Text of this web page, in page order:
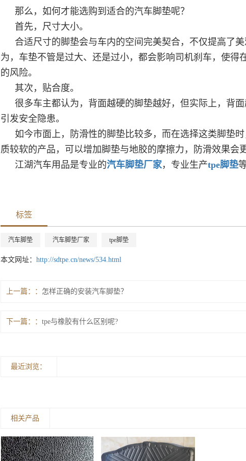
那么，如何才能选购到适合的汽车脚垫呢？
首先，尺寸大小。
合适尺寸的脚垫会与车内的空间完美契合，不仅提高了
为，车垫不管是过大、还是过小，都会影响司机刹车，使得
的风险。
其次，贴合度。
很多车主都认为，背面越硬的脚垫越好，但实际上，背
引发安全隐患。
如今市面上，防滑性的脚垫比较多，而在选择这类脚垫
质较软的产品，可以增加脚垫与地胶的摩擦力，防滑效果会更
江湖汽车用品是专业的汽车脚垫厂家，专业生产tpe脚垫
标签
汽车脚垫 汽车脚垫厂家 tpe脚垫
本文网址： http://sdtpe.cn/news/534.html
上一篇： 怎样正确的安装汽车脚垫？
下一篇： tpe与橡胶有什么区别呢?
最近浏览：
相关产品